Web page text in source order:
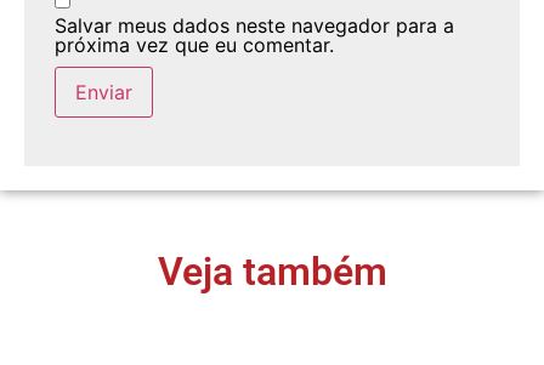
Salvar meus dados neste navegador para a
próxima vez que eu comentar.
Veja também